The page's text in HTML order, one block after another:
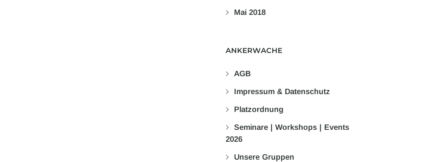
Mai 2018
ANKERWACHE
AGB
Impressum & Datenschutz
Platzordnung
Seminare | Workshops | Events
2026
Unsere Gruppen